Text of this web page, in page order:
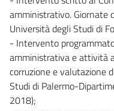
amministrativo. Giornate
Università degli Studi di
- Intervento
amministrativa e attività
corruzione e valutazione
Studi di Palermo-
2018);